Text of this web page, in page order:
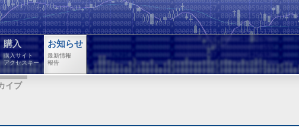
購入
購入サイト
アクセスキー
お知らせ
最新情報
報告
イブ